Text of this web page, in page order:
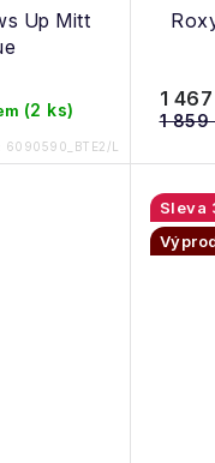
Up Mitt
(2 ks)
6090590_BTE2/L
1
1 859